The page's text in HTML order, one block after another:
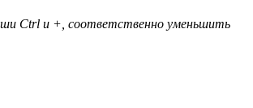
Ctrl и +, соответственно уменьшить